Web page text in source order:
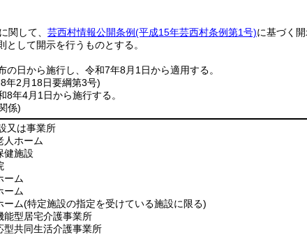
関して、 芸西村情報公開条例(平成15年芸西村条例第1号)に基づく
として開示を行うものとする。
の日から施行し、令和7年8月1日から適用する。
年2月18日要綱第3号)
8年4月1日から施行する。
係)
又は事業所
ホーム
施設
ーム
ーム
ーム(特定施設の指定を受けている施設に限る)
型居宅介護事業所
共同生活介護事業所